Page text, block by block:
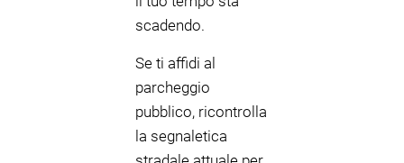
scadendo.
Se ti affidi al
parcheggio
pubblico, ricontrolla
la segnaletica